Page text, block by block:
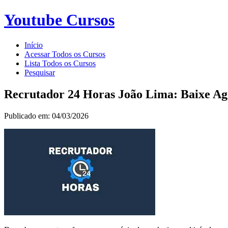
Youtube Cursos
Início
Acessar Todos os Cursos
Lista Todos os Cursos
Pesquisar
Recrutador 24 Horas João Lima: Baixe
Publicado em: 04/03/2026